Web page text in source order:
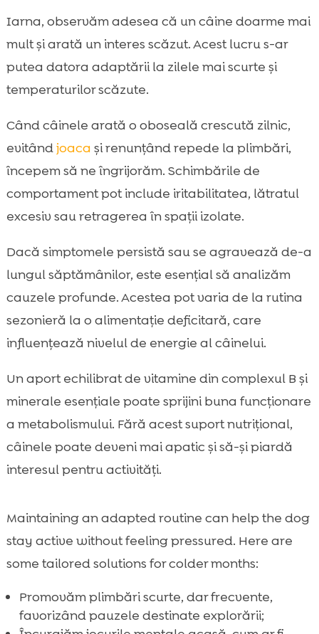
Iarna, observăm adesea că un câine doarme mai
mult și arată un interes scăzut. Acest lucru s-ar
putea datora adaptării la zilele mai scurte și
temperaturilor scăzute.
Când câinele arată o oboseală crescută zilnic,
evitândjoaca și renunțând repede la plimbări,
începem să ne îngrijorăm. Schimbările de
comportament pot include iritabilitatea, lătratul
excesiv sau retragerea în spații izolate.
Dacă simptomele persistă sau se agravează de-a
lungul săptămânilor, este esențial să analizăm
cauzele profunde. Acestea pot varia de la rutina
sezonieră la o alimentație deficitară, care
influențează nivelul de energie al câinelui.
Un aport echilibrat de vitamine din complexul B și
minerale esențiale poate sprijini buna funcționare
a metabolismului. Fără acest suport nutrițional,
câinele poate deveni mai apatic și să-și piardă
interesul pentru activități.
Maintaining an adapted routine can help the dog
stay active without feeling pressured. Here are
some tailored solutions for colder months:
Promovăm plimbări scurte, dar frecvente,
favorizând pauzele destinate explorării;